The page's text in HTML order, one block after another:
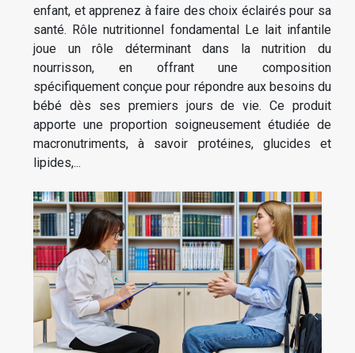
enfant, et apprenez à faire des choix éclairés pour sa
santé. Rôle nutritionnel fondamental Le lait infantile
joue un rôle déterminant dans la nutrition du
nourrisson, en offrant une composition
spécifiquement conçue pour répondre aux besoins du
bébé dès ses premiers jours de vie. Ce produit
apporte une proportion soigneusement étudiée de
macronutriments, à savoir protéines, glucides et
lipides,...